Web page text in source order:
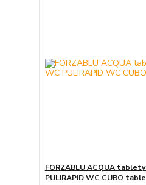
FORZABLU ACQUA
PULIRAPID WC CUBO